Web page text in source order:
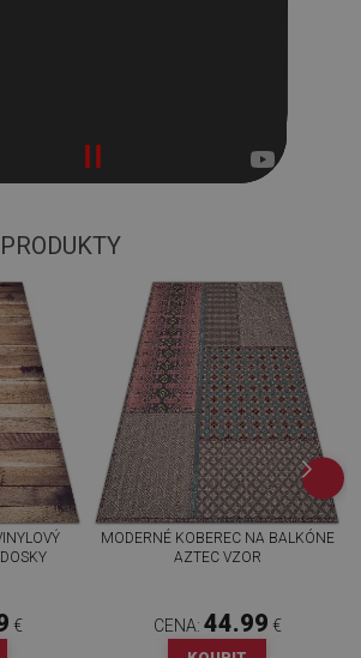
€
MODERNÉ KOBEREC NA BALKÓNE
AZTEC VZOR
CENA: 44.99 €